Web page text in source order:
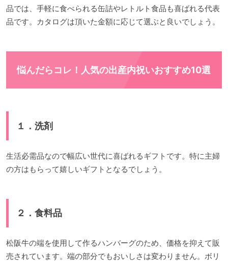
品では、手軽に食べられる缶詰やレトルト食品も喜ばれる代表
品です。カタログは頂いた金額に応じて選ぶと良いでしょう。
悩んだらコレ！人気の出産内祝いおすすめ10選
１．洗剤
生活必需品なので幅広い世代に喜ばれるギフトです。特に主婦
の方はもらって嬉しいギフトとなるでしょう。
２．食料品
松阪牛の端を使用して作るハンバーグのため、価格を抑えて販
売されています。端の部分でもおいしさは変わりません。ボリ